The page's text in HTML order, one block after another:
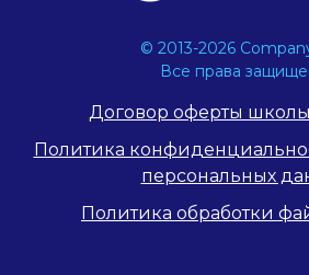
© 2013-2026
Все права
Договор оферты
Политика
персональных
Политика обработки